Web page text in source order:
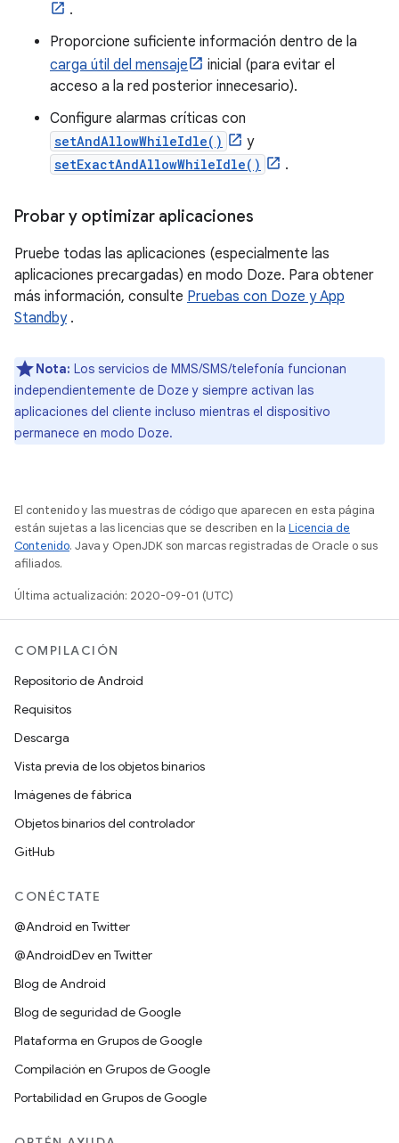
.
Proporcione suficiente información dentro de la
carga útil del mensaje
inicial (para evitar el
acceso a la red posterior innecesario).
Configure alarmas críticas con
setAndAllowWhileIdle() y
setExactAndAllowWhileIdle() .
Probar y optimizar aplicaciones
Pruebe todas las aplicaciones (especialmente las
aplicaciones precargadas) en modo Doze. Para obtener
más información, consulte Pruebas con Doze y App
Standby.
Nota: Los servicios de MMS/SMS/telefonía funcionan
independientemente de Doze y siempre activan las
aplicaciones del cliente incluso mientras el dispositivo
permanece en modo Doze.
El contenido y las muestras de código que aparecen en esta página
están sujetas a las licencias que se describen en la Licencia de
Contenido. Java y OpenJDK son marcas registradas de Oracle o sus
afiliados.
Última actualización: 2020-09-01 (UTC)
COMPILACIÓN
Repositorio de Android
Requisitos
Descarga
Vista previa de los objetos binarios
Imágenes de fábrica
Objetos binarios del controlador
GitHub
CONÉCTATE
@Android en Twitter
@AndroidDev en Twitter
Blog de Android
Blog de seguridad de Google
Plataforma en Grupos de Google
Compilación en Grupos de Google
Portabilidad en Grupos de Google